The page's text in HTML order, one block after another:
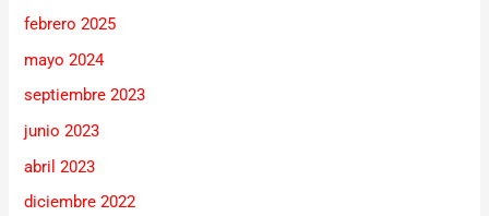
febrero 2025
mayo 2024
septiembre 2023
junio 2023
abril 2023
diciembre 2022